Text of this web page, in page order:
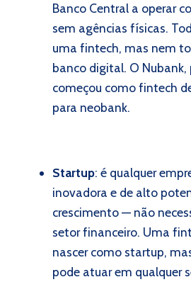
Banco Central a operar
sem agências físicas.
uma fintech, mas nem
banco digital. O Nubank,
começou como fintech
para neobank.
Startup: é qualquer
inovadora e de alto
crescimento — não
setor financeiro. Uma
nascer como startup,
pode atuar em qualquer